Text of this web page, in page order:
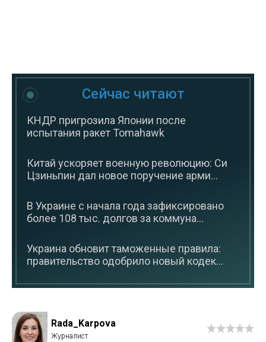
Сейчас читают
КНДР пригрозила Японии после
испытания ракет Tomahawk
Китай ускоряет военную революцию: Си
Цзиньпин дал новое поручение арми...
В Украине с начала года зафиксировано
более 108 тыс. долгов за коммуна...
Украина обновит таможенные правила:
правительство одобрило новый кодек...
Rada_Karpova